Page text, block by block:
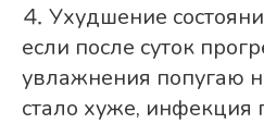
⒋ Ухудшение
если после суток
увлажнения попугаю
стало хуже, инфекция